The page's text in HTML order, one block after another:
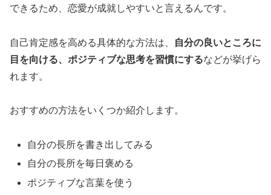
できるため、恋愛が成就しやすいと言えるんです。
自己肯定感を高める具体的な方法は、
自分の良いところに
目を向ける、ポジティブな思考を習慣にするなどが挙げら
れます。
おすすめの方法をいくつか紹介します。
自分の長所を書き出してみる
自分の長所を毎日褒める
ポジティブな言葉を使う